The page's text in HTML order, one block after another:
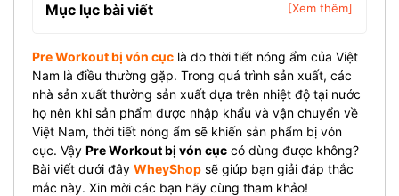
Mục lục bài viết [Xem thêm]
Pre Workout bị vón cục là do thời tiết nóng ẩm của Việt
Nam là điều thường gặp. Trong quá trình sản xuất, các
nhà sản xuất thường sản xuất dựa trên nhiệt độ tại nước
họ nên khi sản phẩm được nhập khẩu và vận chuyển về
Việt Nam, thời tiết nóng ẩm sẽ khiến sản phẩm bị vón
cục. Vậy Pre Workout bị vón cục có dùng được không?
Bài viết dưới đây WheyShop sẽ giúp bạn giải đáp thắc
mắc này. Xin mời các bạn hãy cùng tham khảo!